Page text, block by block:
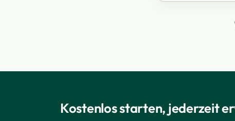
Kostenlos starten, jederzeit